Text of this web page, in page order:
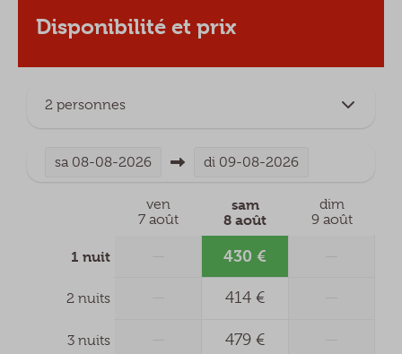
Disponibilité et prix
2 personnes
sa 08-08-2026 di 09-08-2026
ven
7 août
sam
8 août
dim
9 août
1 nuit 430 €
2 nuits 414 €
3 nuits 479 €